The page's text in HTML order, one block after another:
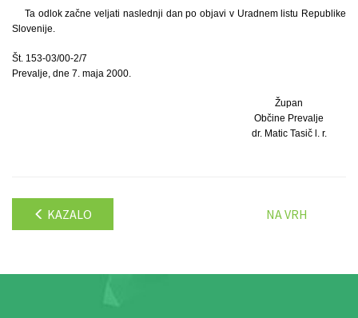
Ta odlok začne veljati naslednji dan po objavi v Uradnem listu Republike
Slovenije.
Št. 153-03/00-2/7
Prevalje, dne 7. maja 2000.
Župan
Občine Prevalje
dr. Matic Tasič l. r.
KAZALO NA VRH